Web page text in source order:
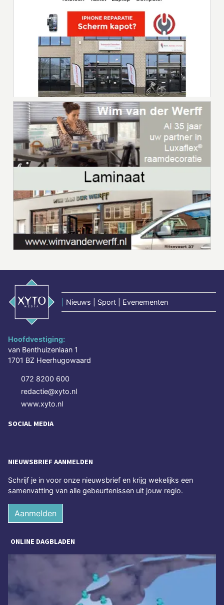
Nieuws | Sport | Evenementen
Hoofdvestiging:
van Benthuizenlaan 1
1701 BZ Heerhugowaard
072 8200 600
redactie@xyto.nl
www.xyto.nl
SOCIAL MEDIA
NIEUWSBRIEF AANMELDEN
Schrijf je in voor onze nieuwsbrief en krijg wekelijks een
samenvatting van alle gebeurtenissen uit jouw regio.
Aanmelden
ONLINE DAGBLADEN